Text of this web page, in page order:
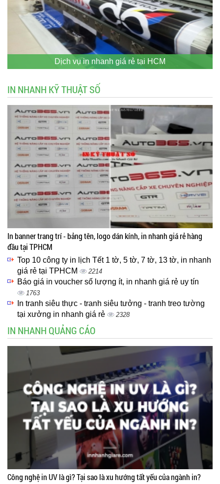
Dịch vụ in nhanh giá rẻ tại HCM
IN NHANH KỸ THUẬT SỐ
In banner trang trí - bảng tên, logo dán kính, in nhanh giá rẻ hàng
đầu tại TPHCM
Top 10 công ty in lịch Tết 1 tờ, 5 tờ, 7 tờ, 13 tờ, in nhanh
giá rẻ tại TPHCM
2214
Báo giá in voucher số lượng ít, in nhanh giá rẻ uy tín
1763
In tranh siêu thực - tranh siêu tưởng - tranh treo tường
tại xưởng in nhanh giá rẻ
2328
IN NHANH QUẢNG CÁO
Công nghệ in UV là gì? Tại sao là xu hướng tất yếu của ngành in?